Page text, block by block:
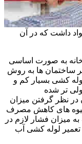
داشت که در آن
به صورت اساسی
ساختمان ها به روش
کشی بسیار کم و
تر شده
در نظر گرفتن میزان
های کاهش مصرف
میزان فشار لازم در
تعمیر لوله کشی آب